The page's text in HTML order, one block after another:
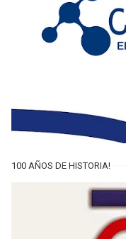
100 AÑOS DE HISTORIA!